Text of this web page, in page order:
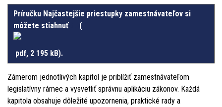
Príručku Najčastejšie priestupky zamestnávateľovsi
môžete stiahnuť
(
pdf, 2 195 kB).
Zámerom jednotlivých kapitol je priblížiť zamestnávateľom
legislatívny rámec a vysvetliť správnu aplikáciu zákonov. Každá
kapitola obsahuje dôležité upozornenia, praktické rady a